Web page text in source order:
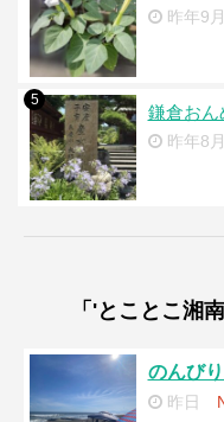
昨年9月
5
鎌倉おん
昨年8月
「'とことこ湘
のんび
昨日